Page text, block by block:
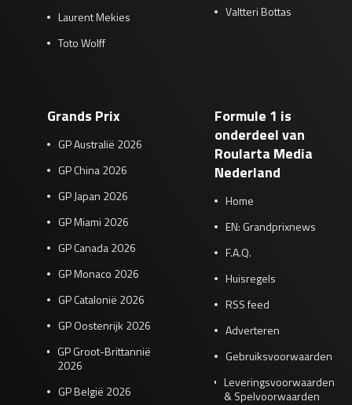
Laurent Mekies
Toto Wolff
Valtteri Bottas
Grands Prix
GP Australië 2026
GP China 2026
GP Japan 2026
GP Miami 2026
GP Canada 2026
GP Monaco 2026
GP Catalonië 2026
GP Oostenrijk 2026
GP Groot-Brittannië
2026
GP België 2026
Formule 1 is
onderdeel van
Roularta Media
Nederland
Home
EN: Grandprixnews
F.A.Q.
Huisregels
RSS feed
Adverteren
Gebruiksvoorwaarden
Leveringsvoorwaarden
& Spelvoorwaarden